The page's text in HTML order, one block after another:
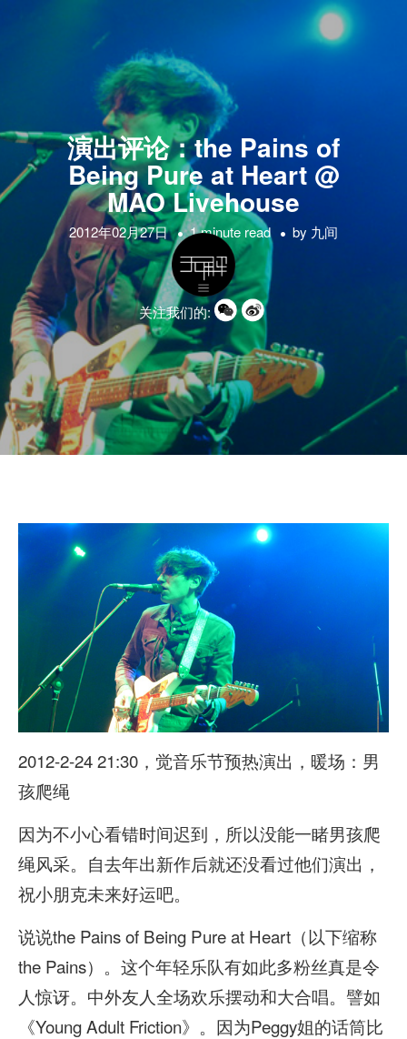
演出评论：the Pains of
Being Pure at Heart @
MAO Livehouse
2012年02月27日 1 minute read by 九间
关注我们的:
2012-2-24 21:30，觉音乐节预热演出，暖场：男
孩爬绳
因为不小心看错时间迟到，所以没能一睹男孩爬
绳风采。自去年出新作后就还没看过他们演出，
祝小朋克未来好运吧。
说说the Pains of Being Pure at Heart（以下缩称
the Pains）。这个年轻乐队有如此多粉丝真是令
人惊讶。中外友人全场欢乐摆动和大合唱。譬如
《Young Adult Friction》。因为Peggy姐的话筒比